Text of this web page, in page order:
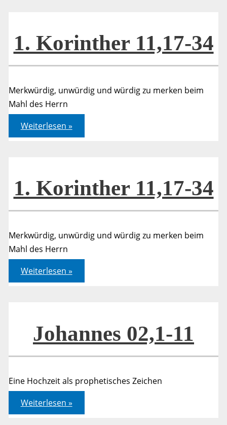
1. Korinther 11,17-34
Merkwürdig, unwürdig und würdig zu merken beim
Mahl des Herrn
1.
Korinther
11,17-
Weiterlesen »
1. Korinther 11,17-34
Merkwürdig, unwürdig und würdig zu merken beim
Mahl des Herrn
1.
Korinther
11,17-
Weiterlesen »
Johannes 02,1-11
Eine Hochzeit als prophetisches Zeichen
Johannes
02,1-
11
Weiterlesen »